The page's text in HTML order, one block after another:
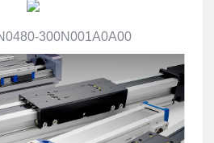
300N001A0A00